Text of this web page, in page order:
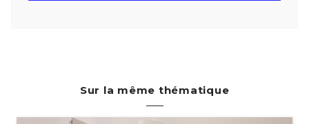
Sur la même thématique